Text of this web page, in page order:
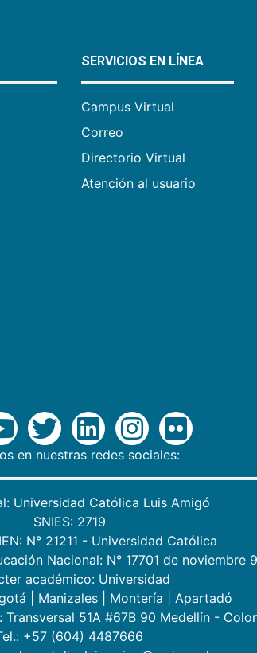
SERVICIOS EN LÍNEA
Campus Virtual
Correo
Directorio Virtual
Atención al usuario
en nuestras redes sociales:
Universidad Católica Luis Amigó
SNIES: 2719
N° 21211 - Universidad Católica
Nacional: N° 17701 de noviembre
académico: Universidad
Manizales Montería
Apartadó
51A #67B 90 Medellín -
+57 (604) 4487666